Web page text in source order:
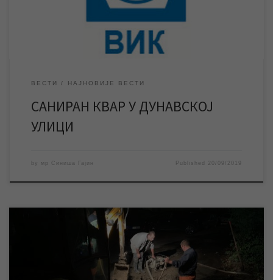
дошло до нормализације водоснабдевања у […]
ВЕСТИ НАЈНОВИЈЕ ВЕСТИ
САНИРАН КВАР У ДУНАВСКОЈ
УЛИЦИ
by мр Синиша Гајин Published 20/09/2019
Квар на водоводној мрежи у Дунавској улици у Зрењанину
проузроковао је прекид водоснабдевања у поменутој и
околним улицама. Екипе ЈКП „Водовод и канализација“ су